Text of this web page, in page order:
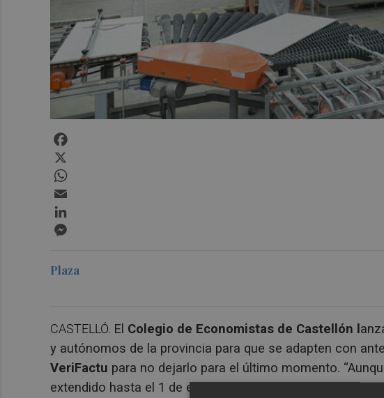
Plaza
CASTELLÓ. El Colegio de Economistas de Castellón l
y autónomos de la provincia para que se adapten con
VeriFactu para no dejarlo para el último momento.
extendido hasta el 1 de enero de 2026 para sociedades